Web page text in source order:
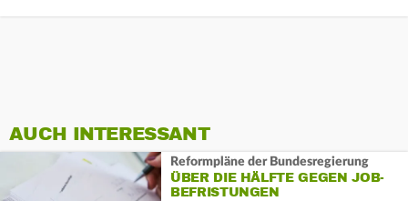
AUCH INTERESSANT
Reformpläne der Bundesregierung
ÜBER DIE HÄLFTE GEGEN JOB-
BEFRISTUNGEN